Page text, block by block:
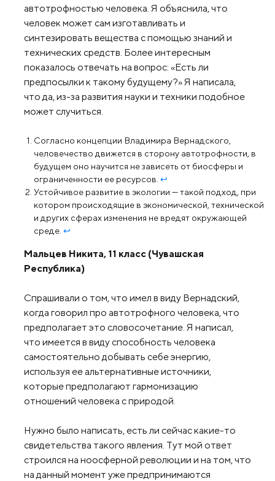
автотрофностью человека. Я объяснила, что
человек может сам изготавливать и
синтезировать вещества с помощью знаний и
технических средств. Более интересным
показалось отвечать на вопрос: «Есть ли
предпосылки к такому будущему?» Я написала,
что да, из-за развития науки и техники подобное
может случиться.
Согласно концепции Владимира Вернадского,
человечество движется в сторону автотрофности, в
будущем оно научится не зависеть от биосферы и
ограниченности ее ресурсов. ↩︎
Устойчивое развитие в экологии — такой подход, при
котором происходящие в экономической, технической
и других сферах изменения не вредят окружающей
среде. ↩︎
Мальцев Никита, 11 класс (Чувашская
Республика)
Спрашивали о том, что имел в виду Вернадский,
когда говорил про автотрофного человека, что
предполагает это словосочетание. Я написал,
что имеется в виду способность человека
самостоятельно добывать себе энергию,
используя ее альтернативные источники,
которые предполагают гармонизацию
отношений человека с природой.
Нужно было написать, есть ли сейчас какие-то
свидетельства такого явления. Тут мой ответ
строился на ноосферной революции и на том, что
на данный момент уже предпринимаются